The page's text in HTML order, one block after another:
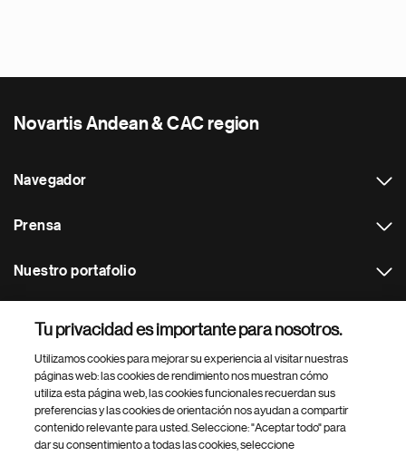
Novartis Andean & CAC region
Navegador
Prensa
Nuestro portafolio
Footer Site Search
Tu privacidad es importante para nosotros.
Utilizamos cookies para mejorar su experiencia al visitar nuestras
páginas web: las cookies de rendimiento nos muestran cómo
utiliza esta página web, las cookies funcionales recuerdan sus
preferencias y las cookies de orientación nos ayudan a compartir
contenido relevante para usted. Seleccione: "Aceptar todo" para
dar su consentimiento a todas las cookies, seleccione